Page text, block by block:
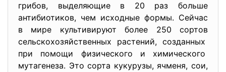
грибов, выделяющие в 20 раз больше
антибиотиков, чем исходные формы. Сейчас
в мире культивируют более 250 сортов
сельскохозяйственных растений, созданных
при помощи физического и химического
мутагенеза. Это сорта кукурузы, ячменя, сои,